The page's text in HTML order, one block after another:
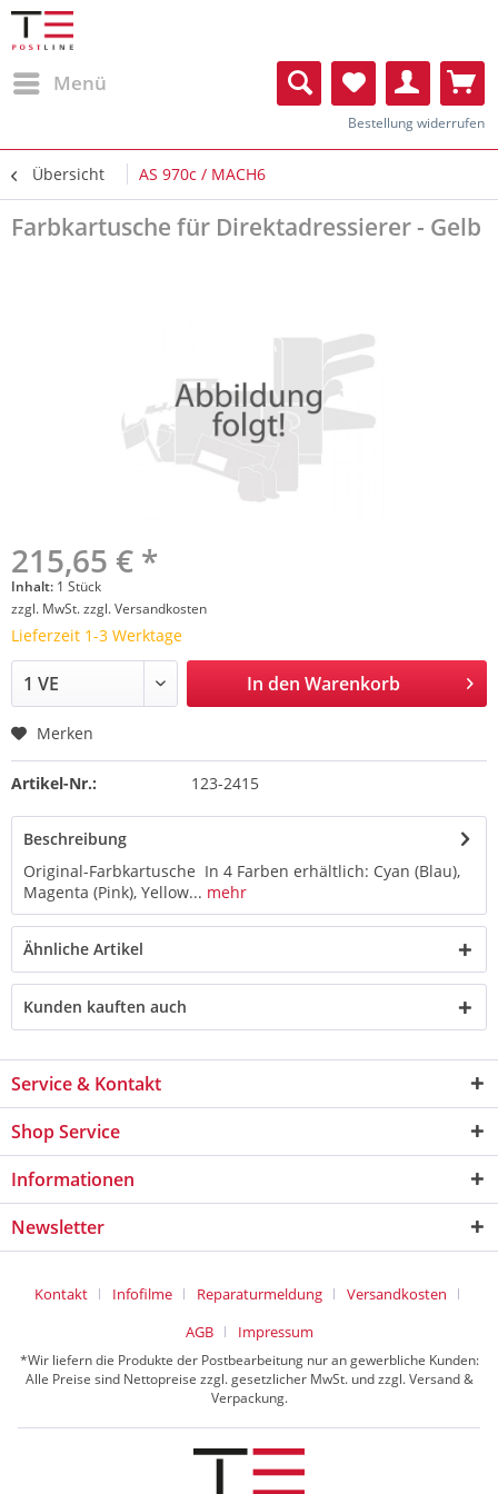
Menü
Bestellung widerrufen
Übersicht AS 970c / MACH6
Farbkartusche für Direktadressierer - Gelb
215,65 € *
Inhalt: 1 Stück
zzgl. MwSt.zzgl. Versandkosten
Lieferzeit 1-3 Werktage
In den Warenkorb
Merken
Artikel-Nr.: 123-2415
Beschreibung
Original-Farbkartusche In 4 Farben erhältlich: Cyan (Blau),
Magenta (Pink), Yellow... mehr
Ähnliche Artikel
Kunden kauften auch
Service & Kontakt
Shop Service
Informationen
Newsletter
Kontakt Infofilme Reparaturmeldung
Versandkosten
AGB
Impressum
*Wir liefern die Produkte der Postbearbeitung nur an gewerbliche Kunden:
Alle Preise sind Nettopreise zzgl. gesetzlicher MwSt. und zzgl. Versand &
Verpackung.